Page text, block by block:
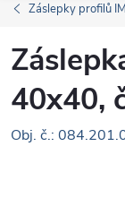
Záslepky profilů
40x40,
Obj. č.: